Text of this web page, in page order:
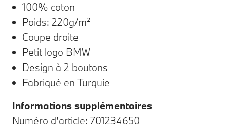
100% coton
Poids: 220g/m²
Coupe droite
Petit logo BMW
Design à 2 boutons
Fabriqué en Turquie
Informations supplémentaires
Numéro d'article: 701234650